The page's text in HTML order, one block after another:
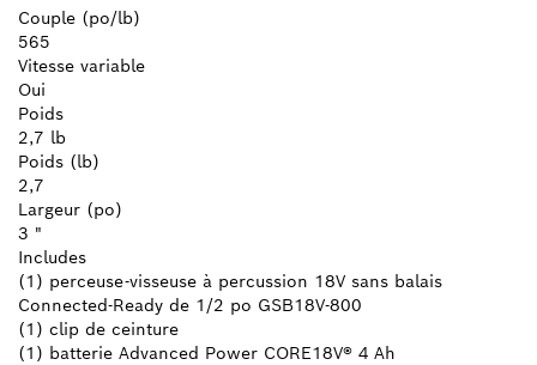
Couple (po/lb)
565
Vitesse variable
Oui
Poids
2,7 lb
Poids (lb)
2,7
Largeur (po)
3 "
Includes
(1) perceuse-visseuse à percussion 18V sans balais
Connected-Ready de 1/2 po GSB18V-800
(1) clip de ceinture
(1) batterie Advanced Power CORE18V® 4 Ah